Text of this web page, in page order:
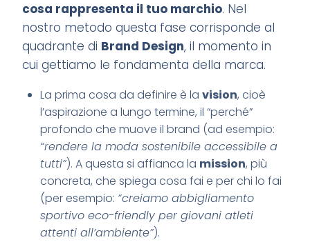
cosa rappresenta il tuo marchio. Nel
nostro metodo questa fase corrisponde al
quadrante di Brand Design, il momento in
cui gettiamo le fondamenta della marca.
La prima cosa da definire è la vision, cioè
l’aspirazione a lungo termine, il “perché”
profondo che muove il brand (ad esempio:
“rendere la moda sostenibile accessibile a
tutti”). A questa si affianca la mission, più
concreta, che spiega cosa fai e per chi lo fai
(per esempio: “creiamo abbigliamento
sportivo eco-friendly per giovani atleti
attenti all’ambiente”).